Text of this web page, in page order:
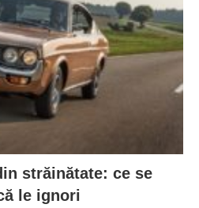
străinătate: ce se
le ignori